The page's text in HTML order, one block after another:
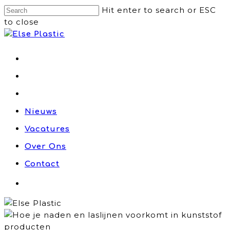
Hit enter to search or ESC
to close
Nieuws
Vacatures
Over Ons
Contact